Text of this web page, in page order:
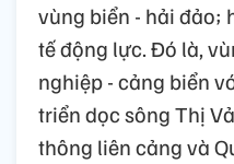
vùng biển - hải đảo;
tế động lực. Đó là,
nghiệp - cảng biển
triển dọc sông Thị
thông liên cảng và